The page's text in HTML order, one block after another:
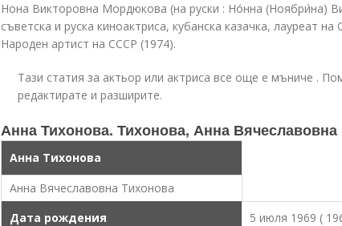
Нона Викторовна Мордюкова (на руски : Но́нна (Ноябри́на)
съветска и руска киноактриса, кубанска казачка, лауреат на
Народен артист на СССР (1974).
Тази статия за актьор или актриса все още е мъниче .
редактирате и разширите.
Анна Тихонова. Тихонова, Анна Вячеславовна
Анна Тихонова
Анна Вячеславовна Тихонова
Дата рождения
5 июля 1969 (